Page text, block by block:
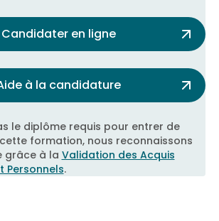
Candidater en ligne
à la candidature
le diplôme requis pour entrer de
formation, nous reconnaissons
grâce à la Validation des Acquis
Personnels.